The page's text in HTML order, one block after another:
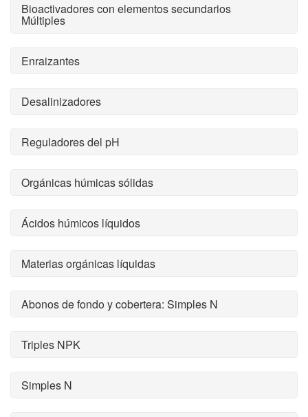
Bioactivadores con elementos secundarios
Múltiples
Enraizantes
Desalinizadores
Reguladores del pH
Orgánicas húmicas sólidas
Ácidos húmicos líquidos
Materias orgánicas líquidas
Abonos de fondo y cobertera: Simples N
Triples NPK
Simples N